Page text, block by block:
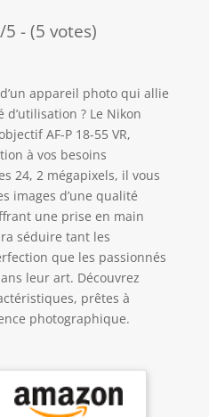
5 - (5 votes)
appareil photo qui allie
? Le Nikon
AF-P 18-55 VR,
à vos besoins
24, 2 mégapixels, il vous
images d’une qualité
une prise en main
séduire tant les
que les passionnés
leur art. Découvrez
prêtes à
photographique.